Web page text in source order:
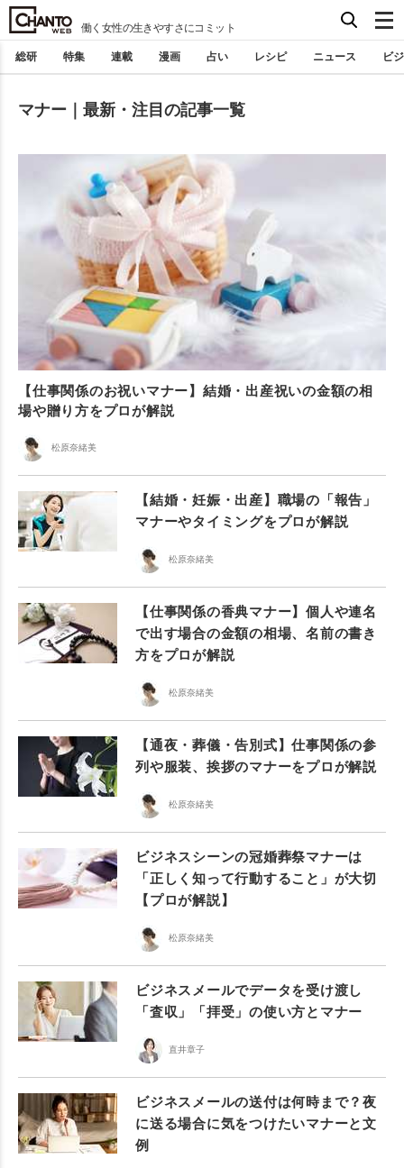
働く女性の生きやすさにコミット
総研 特集 連載 漫画 占い レシピ ニュース ビ
マナー｜最新・注目の記事一覧
【仕事関係のお祝いマナー】結婚・出産祝いの金額の相
場や贈り方をプロが解説
松原奈緒美
【結婚・妊娠・出産】職場の「報告」
マナーやタイミングをプロが解説
松原奈緒美
【仕事関係の香典マナー】個人や連名
で出す場合の金額の相場、名前の書き
方をプロが解説
松原奈緒美
【通夜・葬儀・告別式】仕事関係の参
列や服装、挨拶のマナーをプロが解説
松原奈緒美
ビジネスシーンの冠婚葬祭マナーは
「正しく知って行動すること」が大切
【プロが解説】
松原奈緒美
ビジネスメールでデータを受け渡し
「査収」「拝受」の使い方とマナー
直井章子
ビジネスメールの送付は何時まで？夜
に送る場合に気をつけたいマナーと文
例